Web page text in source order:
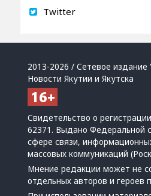
Twitter
2013-2026 / Сетевое
Новости Якутии и Якутска
Свидетельство о
62371. Выдано Федеральной
сфере связи,
массовых коммуникаций
Мнение редакции может не
отдельных авторов и героев